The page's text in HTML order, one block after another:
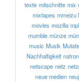
texte mitschnitte mix
mixtapes mmeizu
movies mozilla
mumble münze
music Musik Mutate
Nachhaltigkeit natron
netscape netz
neue medien